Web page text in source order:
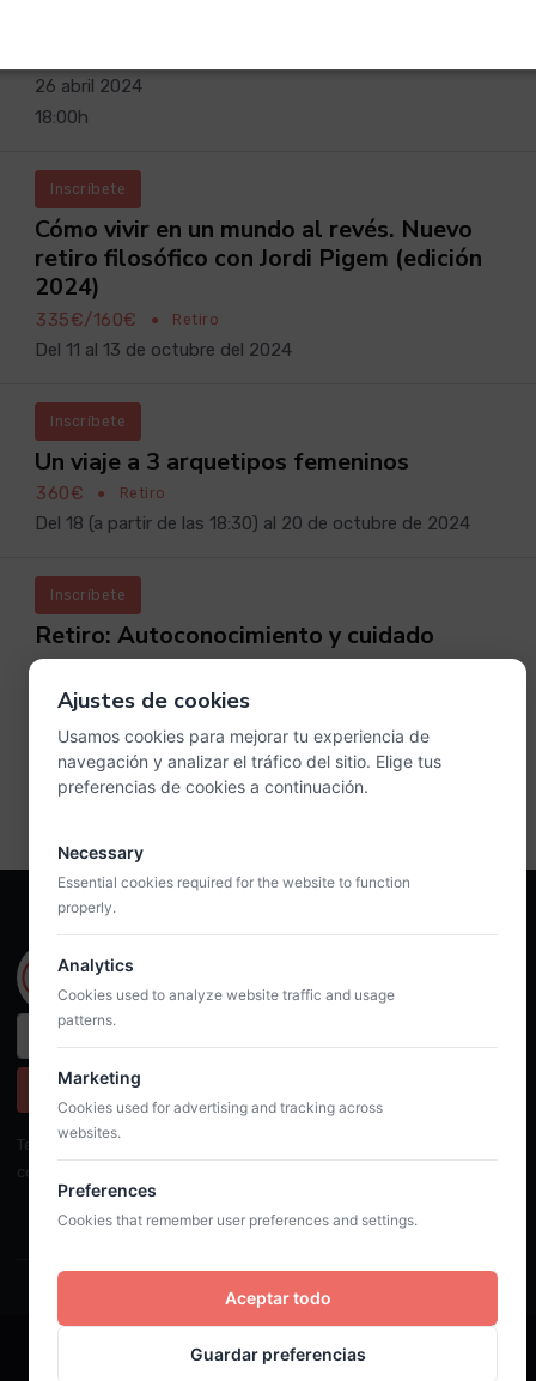
26 abril 2024
18:00h
Inscríbete
Cómo vivir en un mundo al revés. Nuevo
retiro filosófico con Jordi Pigem (edición
2024)
335€/160€ ● Retiro
Del 11 al 13 de octubre del 2024
Inscríbete
Un viaje a 3 arquetipos femeninos
360€ ● Retiro
Del 18 (a partir de las 18:30) al 20 de octubre de 2024
Inscríbete
Retiro: Autoconocimiento y cuidado
Alumnos y exalumnos: 285€ Participantes: 345€
Retiro
Del 14 al 16 de noviembre de 2025
Suscribirme al newsletter
Te puedes dar de baja siempre que quieras. Para más detalles,
consulta nuestra política de privacidad.
©2025 Cura sui. Todos los derechos reservados
Ajustes de cookies
Usamos cookies para mejorar tu experiencia de
navegación y analizar el tráfico del sitio. Elige tus
preferencias de cookies a continuación.
Necessary
Essential cookies required for the website to function
properly.
Analytics
Cookies used to analyze website traffic and usage
patterns.
Marketing
Cookies used for advertising and tracking across
websites.
Preferences
Cookies that remember user preferences and settings.
Aceptar todo
Guardar preferencias